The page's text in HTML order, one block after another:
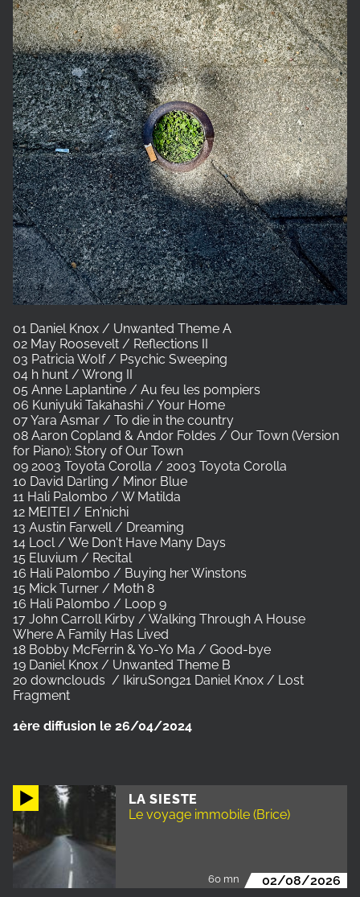
LA SIESTE
Le voyage immobile (Brice)
60 mn 02/08/2026
01 Daniel Knox / Unwanted Theme A
02 May Roosevelt / Reflections II
03 Patricia Wolf / Psychic Sweeping
04 h hunt / Wrong II
05 Anne Laplantine / Au feu les pompiers
06 Kuniyuki Takahashi / Your Home
07 Yara Asmar / To die in the country
08 Aaron Copland & Andor Foldes / Our Town (Version
for Piano): Story of Our Town
09 2003 Toyota Corolla / 2003 Toyota Corolla
10 David Darling / Minor Blue
11 Hali Palombo / W Matilda
12 MEITEI / En'nichi
13 Austin Farwell / Dreaming
14 Locl / We Don't Have Many Days
15 Eluvium / Recital
16 Hali Palombo / Buying her Winstons
15 Mick Turner / Moth 8
16 Hali Palombo / Loop 9
17 John Carroll Kirby / Walking Through A House
Where A Family Has Lived
18 Bobby McFerrin & Yo-Yo Ma / Good-bye
19 Daniel Knox / Unwanted Theme B
20 downclouds / IkiruSong21 Daniel Knox / Lost
Fragment
1ère diffusion le 26/04/2024